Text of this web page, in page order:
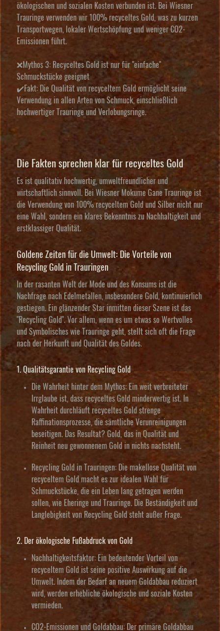
ökologischen und sozialen Kosten verbunden ist. Bei Wiesner
Trauringe verwenden wir 100% recyceltes Gold, was zu kurzen
Transportwegen, lokaler Wertschöpfung und weniger CO2-
Emissionen führt.
❌Mythos 3: Recyceltes Gold ist nur für "einfache"
Schmuckstücke geeignet
✔️Fakt: Die Qualität von recyceltem Gold ermöglicht seine
Verwendung in allen Arten von Schmuck, einschließlich
hochwertiger Trauringe und Verlobungsringe.
Die Fakten sprechen klar für recyceltes Gold
Es ist qualitativ hochwertig, umweltfreundlicher und
wirtschaftlich sinnvoll. Bei Wiesner Mokume Gane Trauringe ist
die Verwendung von 100% recyceltem Gold und Silber nicht nur
eine Wahl, sondern ein klares Bekenntnis zu Nachhaltigkeit und
erstklassiger Qualität.
Goldene Zeiten für die Umwelt: Die Vorteile von
Recycling Gold in Trauringen
In der rasanten Welt der Mode und des Konsums ist die
Nachfrage nach Edelmetallen, insbesondere Gold, kontinuierlich
gestiegen. Ein glänzender Star inmitten dieser Szene ist das
"Recycling Gold". Vor allem, wenn es um etwas so Wertvolles
und Symbolisches wie Trauringe geht, stellt sich oft die Frage
nach der Herkunft und Qualität des Goldes.
1. Qualitätsgarantie von Recycling Gold
Die Wahrheit hinter dem Mythos: Ein weit verbreiteter
Irrglaube ist, dass recyceltes Gold minderwertig ist. In
Wahrheit durchläuft recyceltes Gold strenge
Raffinationsprozesse, die sämtliche Verunreinigungen
beseitigen. Das Resultat? Gold, das in Qualität und
Reinheit neu gewonnenem Gold in nichts nachsteht.
Recycling Gold in Trauringen: Die makellose Qualität von
recyceltem Gold macht es zur idealen Wahl für
Schmuckstücke, die ein Leben lang getragen werden
sollen, wie Eheringe und Trauringe. Die Beständigkeit und
Langlebigkeit von Recycling Gold steht außer Frage.
2. Der ökologische Fußabdruck von Gold
Nachhaltigkeitsfaktor: Ein bedeutender Vorteil von
recyceltem Gold ist seine positive Auswirkung auf die
Umwelt. Indem der Bedarf an neuem Goldabbau reduziert
wird, werden erhebliche ökologische und soziale Kosten
vermieden.
CO2-Emissionen und Goldabbau: Der primäre Goldabbau